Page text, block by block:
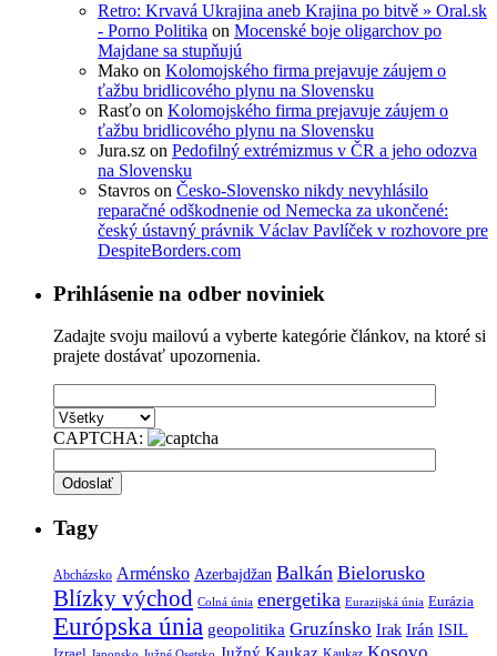
Retro: Krvavá Ukrajina aneb Krajina po bitvě » Oral.sk
- Porno Politika on Mocenské boje oligarchov po
Majdane sa stupňujú
Mako on Kolomojského firma prejavuje záujem o
ťažbu bridlicového plynu na Slovensku
Rasťo on Kolomojského firma prejavuje záujem o
ťažbu bridlicového plynu na Slovensku
Jura.sz on Pedofilný extrémizmus v ČR a jeho odozva
na Slovensku
Stavros on Česko-Slovensko nikdy nevyhlásilo
reparačné odškodnenie od Nemecka za ukončené:
český ústavný právnik Václav Pavlíček v rozhovore pre
DespiteBorders.com
Prihlásenie na odber noviniek
Zadajte svoju mailovú a vyberte kategórie článkov, na ktoré si
prajete dostávať upozornenia.
CAPTCHA:
Tagy
Abcházsko Arménsko Azerbajdžan Balkán Bielorusko
Blízky východ Colná únia energetika Eurazijská únia Eurázia
Európska únia geopolitika Gruzínsko Irak Irán ISIL